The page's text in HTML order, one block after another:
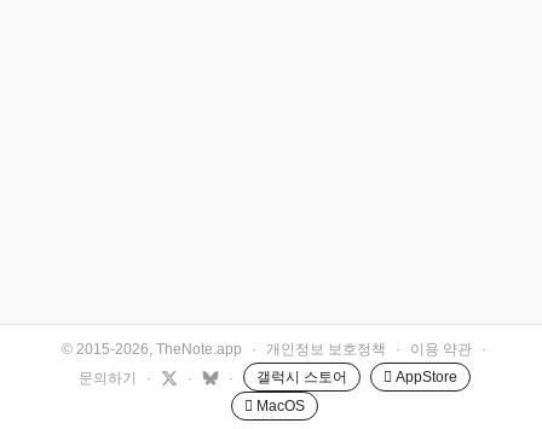
© 2015-2026, TheNote.app · 개인정보 보호정책 · 이용 약관
·
문의하기
· · · 갤럭시 스토어
 AppStore
 MacOS